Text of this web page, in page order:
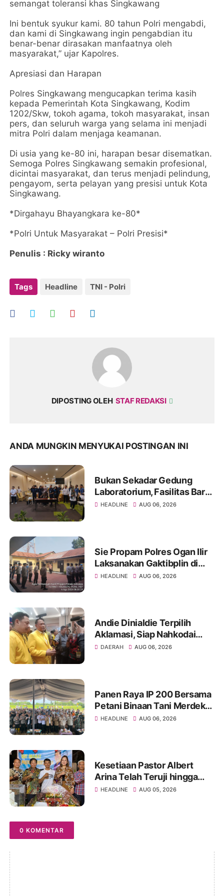
semangat toleransi khas Singkawang
Ini bentuk syukur kami. 80 tahun Polri mengabdi,
dan kami di Singkawang ingin pengabdian itu
benar-benar dirasakan manfaatnya oleh
masyarakat,” ujar Kapolres.
Apresiasi dan Harapan
Polres Singkawang mengucapkan terima kasih
kepada Pemerintah Kota Singkawang, Kodim
1202/Skw, tokoh agama, tokoh masyarakat, insan
pers, dan seluruh warga yang selama ini menjadi
mitra Polri dalam menjaga keamanan.
Di usia yang ke-80 ini, harapan besar disematkan.
Semoga Polres Singkawang semakin profesional,
dicintai masyarakat, dan terus menjadi pelindung,
pengayom, serta pelayan yang presisi untuk Kota
Singkawang.
*Dirgahayu Bhayangkara ke-80*
*Polri Untuk Masyarakat – Polri Presisi*
Penulis : Ricky wiranto
Tags Headline TNI - Polri
DIPOSTING OLEH STAF REDAKSI
ANDA MUNGKIN MENYUKAI POSTINGAN INI
Bukan Sekadar Gedung
Laboratorium, Fasilitas Baru
di Jakabaring Akan Perkuat
HEADLINE AUG 06, 2026
Sie Propam Polres Ogan Ilir
Laksanakan Gaktibplin di
Polsek Indralaya, Tingkatkan
HEADLINE AUG 06, 2026
Andie Dinialdie Terpilih
Aklamasi, Siap Nahkodai
Golkar Sumsel dengan
DAERAH AUG 06, 2026
Panen Raya IP 200 Bersama
Petani Binaan Tani Merdeka
Indonesia Ogan Ilir
HEADLINE AUG 06, 2026
Kesetiaan Pastor Albert
Arina Telah Teruji hingga
Pesta Perak Imamat ke 28
HEADLINE AUG 05, 2026
0 KOMENTAR